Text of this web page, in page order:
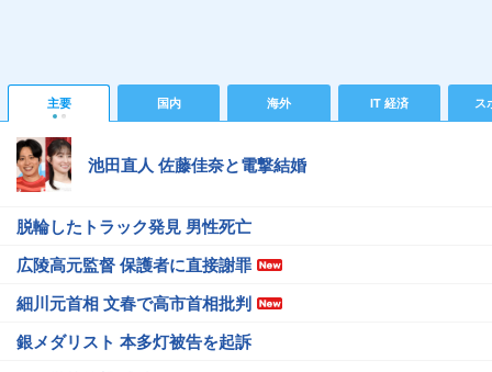
主要 国内 海外 IT 経済 ス
池田直人 佐藤佳奈と電撃結婚
脱輪したトラック発見 男性死亡
広陵高元監督 保護者に直接謝罪
細川元首相 文春で高市首相批判
銀メダリスト 本多灯被告を起訴